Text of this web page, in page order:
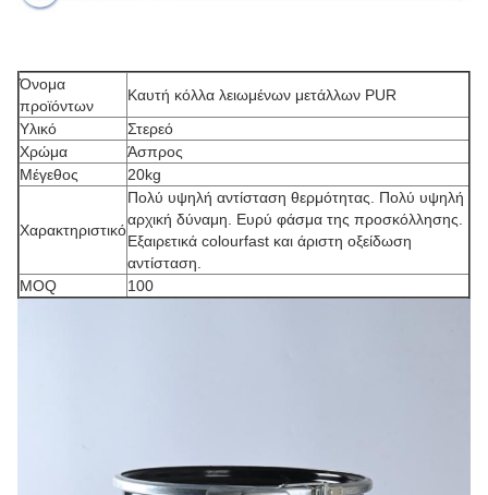
Όνομα
προϊόντων
Καυτή κόλλα λειωμένων μετάλλων PUR
Υλικό
Στερεό
Χρώμα
Άσπρος
Μέγεθος
20kg
Χαρακτηριστικό
Πολύ υψηλή αντίσταση θερμότητας. Πολύ υψηλή
αρχική δύναμη. Ευρύ φάσμα της προσκόλλησης.
Εξαιρετικά colourfast και άριστη οξείδωση
αντίσταση.
MOQ
100